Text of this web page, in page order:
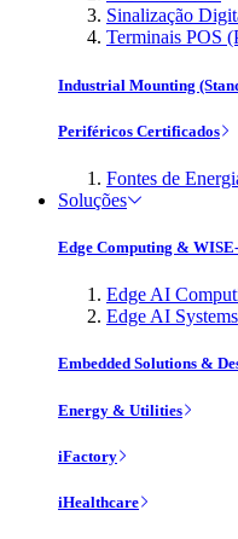
Sinalização
Terminais POS
Industrial Mounting
Periféricos Certificados
Fontes de
Soluções
Edge Computing &
Edge AI
Edge AI Systems
Embedded Solutions &
Energy & Utilities
iFactory
iHealthcare